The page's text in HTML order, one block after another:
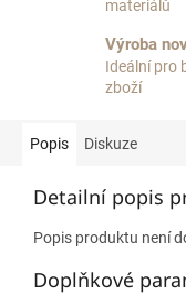
materiálů
Výroba
Ideální pro
zboží
Popis Diskuze
Detailní popis
Popis produktu není
Doplňkové